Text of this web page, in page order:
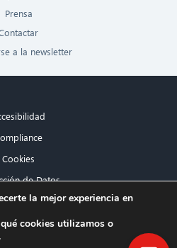
Prensa
a la newsletter
Cookies
de Datos
legalla mejor experiencia en
cookies utilizamos o